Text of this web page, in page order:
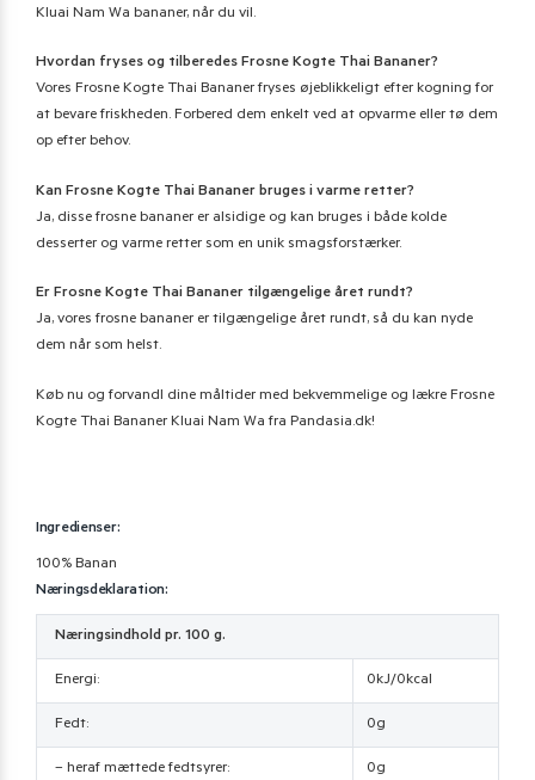
Kluai Nam Wa bananer, når du vil.
Hvordan fryses og tilberedes Frosne Kogte Thai Bananer?
Vores Frosne Kogte Thai Bananer fryses øjeblikkeligt efter kogning for
at bevare friskheden. Forbered dem enkelt ved at opvarme eller tø dem
op efter behov.
Kan Frosne Kogte Thai Bananer bruges i varme retter?
Ja, disse frosne bananer er alsidige og kan bruges i både kolde
desserter og varme retter som en unik smagsforstærker.
Er Frosne Kogte Thai Bananer tilgængelige året rundt?
Ja, vores frosne bananer er tilgængelige året rundt, så du kan nyde
dem når som helst.
Køb nu og forvandl dine måltider med bekvemmelige og lækre Frosne
Kogte Thai Bananer Kluai Nam Wa fra Pandasia.dk!
Ingredienser:
100% Banan
Næringsdeklaration:
Næringsindhold pr. 100 g.
Energi: 0kJ/0kcal
Fedt: 0g
– heraf mættede fedtsyrer: 0g